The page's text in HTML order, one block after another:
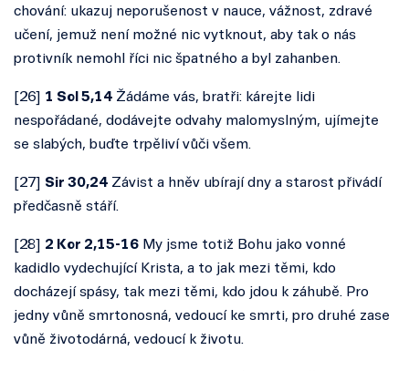
chování: ukazuj neporušenost v nauce, vážnost, zdravé
učení, jemuž není možné nic vytknout, aby tak o nás
protivník nemohl říci nic špatného a byl zahanben.
26 1 Sol 5,14 Žádáme vás, bratři: kárejte lidi
nespořádané, dodávejte odvahy malomyslným, ujímejte
se slabých, buďte trpěliví vůči všem.
27 Sir 30,24 Závist a hněv ubírají dny a starost přivádí
předčasně stáří.
[28 2 Kor 2,15-16 My jsme totiž Bohu jako vonné
kadidlo vydechující Krista, a to jak mezi těmi, kdo
docházejí spásy, tak mezi těmi, kdo jdou k záhubě. Pro
jedny vůně smrtonosná, vedoucí ke smrti, pro druhé zase
vůně životodárná, vedoucí k životu.